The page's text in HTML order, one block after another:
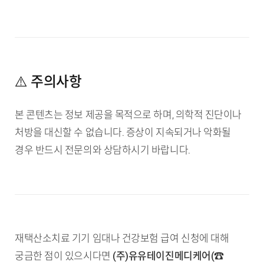
⚠️ 주의사항
본 콘텐츠는 정보 제공을 목적으로 하며, 의학적 진단이나
처방을 대신할 수 없습니다. 증상이 지속되거나 악화될
경우 반드시 전문의와 상담하시기 바랍니다.
재택산소치료 기기 임대나 건강보험 급여 신청에 대해
궁금한 점이 있으시다면 (주)유유테이진메디케어(☎